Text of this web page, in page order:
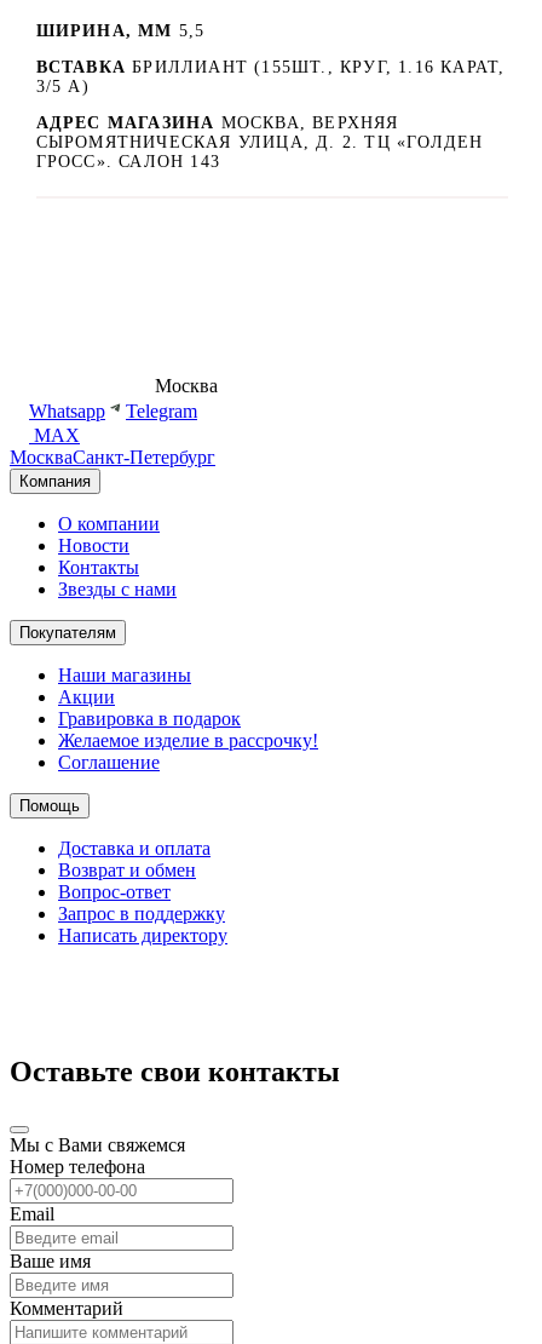
ШИРИНА, ММ 5,5
ВСТАВКА БРИЛЛИАНТ (155ШТ., КРУГ, 1.16 КАРАТ,
3/5 А)
АДРЕС МАГАЗИНА МОСКВА, ВЕРХНЯЯ
СЫРОМЯТНИЧЕСКАЯ УЛИЦА, Д. 2. ТЦ «ГОЛДЕН
ГРОСС». САЛОН 143
Москва
Whatsapp
Telegram
MAX
МоскваСанкт-Петербург
Компания
О компании
Новости
Контакты
Звезды с нами
Покупателям
Наши магазины
Акции
Гравировка в подарок
Желаемое изделие в рассрочку!
Соглашение
Помощь
Доставка и оплата
Возврат и обмен
Вопрос-ответ
Запрос в поддержку
Написать директору
Оставьте свои контакты
Мы с Вами свяжемся
Номер телефона
Email
Ваше имя
Комментарий